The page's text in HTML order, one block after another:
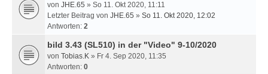
von JHE.65 » So 11. Okt 2020, 11:11
Letzter Beitrag von JHE.65 » So 11. Okt 2020, 12:02
Antworten: 2
bild 3.43 (SL510) in der "Video" 9-10/2020
von Tobias.K » Fr 4. Sep 2020, 11:35
Antworten: 0